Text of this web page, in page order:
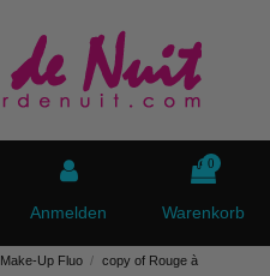
Anmelden
0
Warenkorb
Make-Up Fluo copy of Rouge à